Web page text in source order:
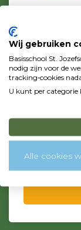
1131 DZ
Postadres
p/a
1131 WV
Wij gebruiken
Basisschool St.
nodig zijn voor de
tracking‑cookies
U kunt per categorie
Alle cookies